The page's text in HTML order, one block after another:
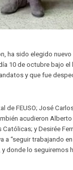
ha sido elegido
10 de octubre bajo el
y que fue
FEUSO; José
acudieron
y Desirée
a “seguir trabajando
donde lo seguiremos